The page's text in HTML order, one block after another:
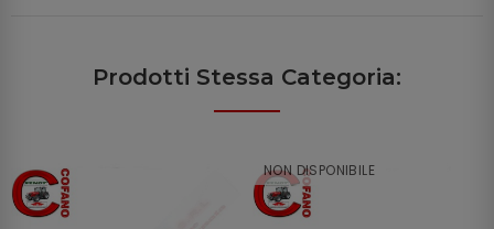
Prodotti Stessa Categoria:
NON DISPONIBILE